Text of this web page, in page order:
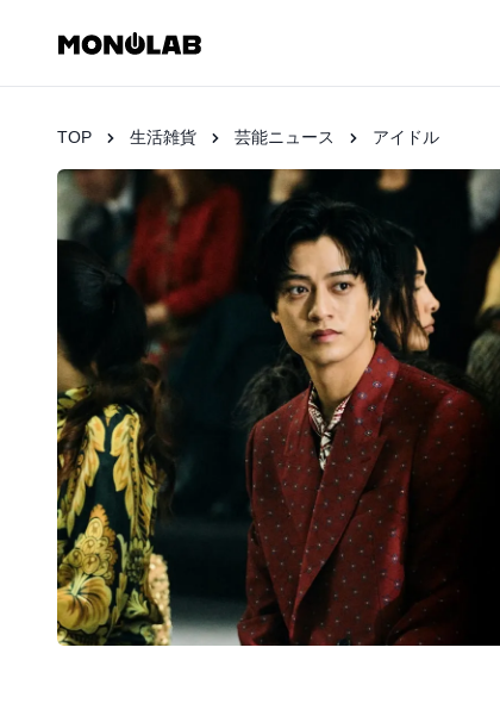
TOP 生活雑貨 芸能ニュース アイドル